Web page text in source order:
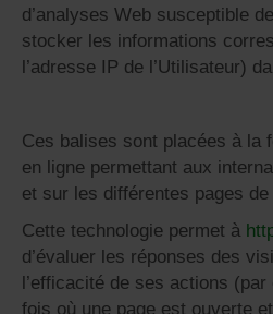
d’analyses Web susceptible
stocker les informations
l’adresse IP de l’Utilisateur)
Ces balises sont placées à la
en ligne permettant aux
et sur les différentes pages
Cette technologie permet à
d’évaluer les réponses des
l’efficacité de ses actions
fois où une page est ouverte